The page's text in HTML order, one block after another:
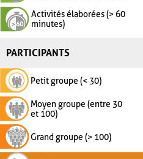
Activités élaborées (> 60
minutes)
PARTICIPANTS
Petit groupe (< 30)
Moyen groupe (entre 30
et 100)
Grand groupe (> 100)